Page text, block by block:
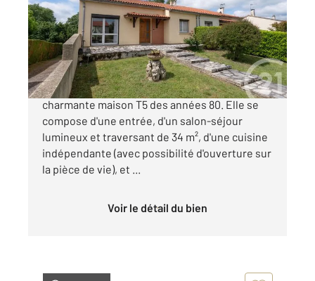
Maison à vendre
269 000 €
ALBI Maladrerie, venez découvrir cette
charmante maison T5 des années 80. Elle se
compose d'une entrée, d'un salon-séjour
lumineux et traversant de 34 m², d'une cuisine
indépendante (avec possibilité d'ouverture sur
la pièce de vie), et ...
Voir le détail du bien